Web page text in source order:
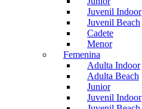
Juvenil Indoor
Juvenil Beach
Cadete
Menor
Femenina
Adulta Indoor
Adulta Beach
Junior
Juvenil Indoor